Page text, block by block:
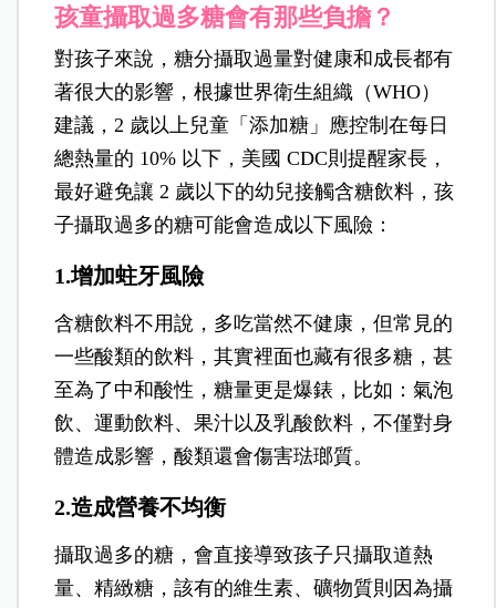
孩童攝取過多糖會有那些負擔？
對孩子來說，糖分攝取過量對健康和成長都有
著很大的影響，根據世界衛生組織（WHO）
建議，2 歲以上兒童「添加糖」應控制在每日
總熱量的 10% 以下，美國 CDC則提醒家長，
最好避免讓 2 歲以下的幼兒接觸含糖飲料，孩
子攝取過多的糖可能會造成以下風險：
1.增加蛀牙風險
含糖飲料不用說，多吃當然不健康，但常見的
一些酸類的飲料，其實裡面也藏有很多糖，甚
至為了中和酸性，糖量更是爆錶，比如：氣泡
飲、運動飲料、果汁以及乳酸飲料，不僅對身
體造成影響，酸類還會傷害琺瑯質。
2.造成營養不均衡
攝取過多的糖，會直接導致孩子只攝取道熱
量、精緻糖，該有的維生素、礦物質則因為攝